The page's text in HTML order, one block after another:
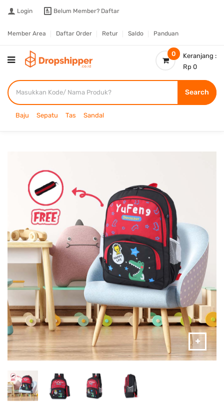
Login Belum Member? Daftar
Member Area Daftar Order Retur Saldo Panduan
0
Keranjang :
Rp 0
Search
Baju Sepatu Tas Sandal